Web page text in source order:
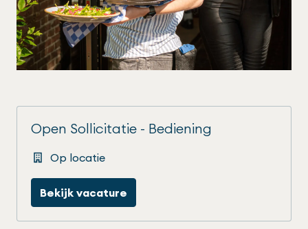
Open Sollicitatie - Bediening
Op locatie
Bekijk vacature